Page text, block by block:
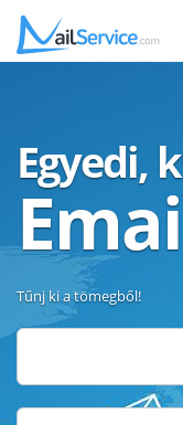
Egyedi,
Tűnj ki a tömegből!